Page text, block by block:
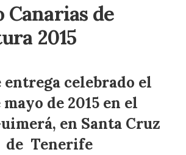
Canarias de
2015
entrega celebrado el
de 2015 en el
en Santa Cruz
de Tenerife